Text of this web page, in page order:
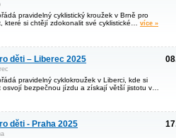
pravidelný cyklistický kroužek v Brně pro
které si chtějí zdokonalit své cyklistické… více »
děti – Liberec 2025
pravidelný cyklokroužek v Liberci, kde si
osvojí bezpečnou jízdu a získají větší jistotu v…
děti - Praha 2025